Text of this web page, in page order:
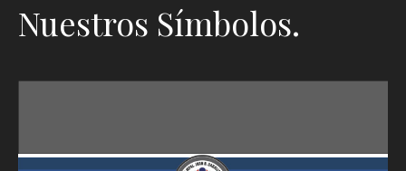
Nuestros Símbolos.